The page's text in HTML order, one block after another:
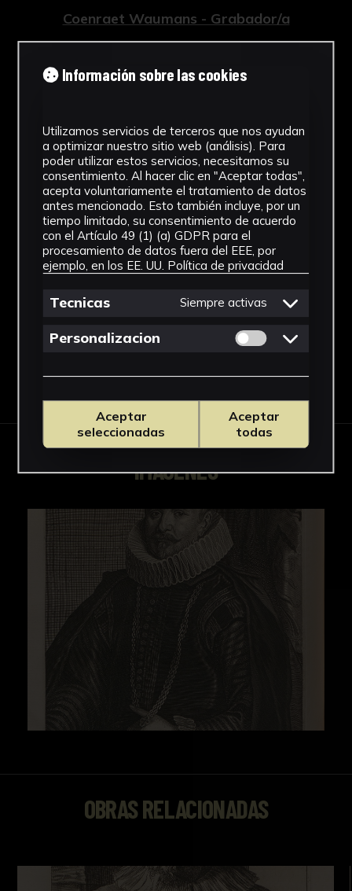
Coenraet Waumans - Grabador/a
Grabados
1759
Estilo
Barroco
Técnica
Grabado a buril
Ver más
Descargar Ficha
IMÁGENES
OBRAS RELACIONADAS
Información sobre las cookies
Utilizamos servicios de terceros que nos ayudan
a optimizar nuestro sitio web (análisis). Para
poder utilizar estos servicios, necesitamos su
consentimiento. Al hacer clic en "Aceptar todas",
acepta voluntariamente el tratamiento de datos
antes mencionado. Esto también incluye, por un
tiempo limitado, su consentimiento de acuerdo
con el Artículo 49 (1) (a) GDPR para el
procesamiento de datos fuera del EEE, por
ejemplo, en los EE. UU. Política de privacidad
Tecnicas Siempre activas
Personalizacion Permitir cookies
Aceptar
seleccionadas
Aceptar
todas